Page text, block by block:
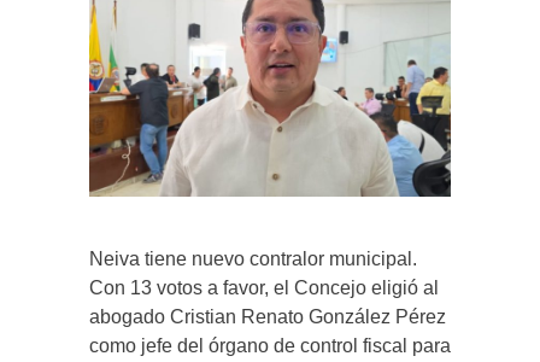
Neiva tiene nuevo contralor municipal.
Con 13 votos a favor, el Concejo eligió al
abogado Cristian Renato González Pérez
como jefe del órgano de control fiscal para